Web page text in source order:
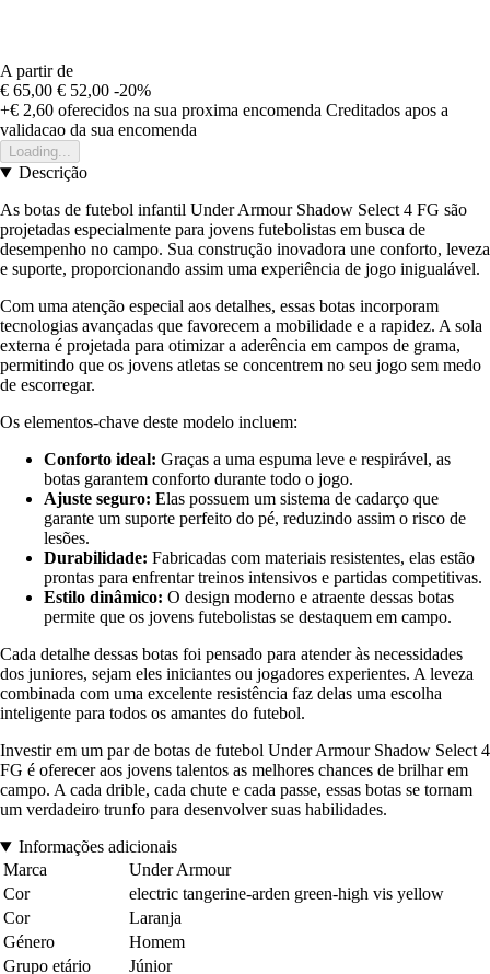
A partir de
€ 65,00 € 52,00 -20%
+€ 2,60 oferecidos na sua proxima encomenda Creditados apos a
validacao da sua encomenda
Loading...
Descrição
As botas de futebol infantil Under Armour Shadow Select 4 FG são
projetadas especialmente para jovens futebolistas em busca de
desempenho no campo. Sua construção inovadora une conforto, leveza
e suporte, proporcionando assim uma experiência de jogo inigualável.
Com uma atenção especial aos detalhes, essas botas incorporam
tecnologias avançadas que favorecem a mobilidade e a rapidez. A sola
externa é projetada para otimizar a aderência em campos de grama,
permitindo que os jovens atletas se concentrem no seu jogo sem medo
de escorregar.
Os elementos-chave deste modelo incluem:
Conforto ideal: Graças a uma espuma leve e respirável, as
botas garantem conforto durante todo o jogo.
Ajuste seguro: Elas possuem um sistema de cadarço que
garante um suporte perfeito do pé, reduzindo assim o risco de
lesões.
Durabilidade: Fabricadas com materiais resistentes, elas estão
prontas para enfrentar treinos intensivos e partidas competitivas.
Estilo dinâmico: O design moderno e atraente dessas botas
permite que os jovens futebolistas se destaquem em campo.
Cada detalhe dessas botas foi pensado para atender às necessidades
dos juniores, sejam eles iniciantes ou jogadores experientes. A leveza
combinada com uma excelente resistência faz delas uma escolha
inteligente para todos os amantes do futebol.
Investir em um par de botas de futebol Under Armour Shadow Select 4
FG é oferecer aos jovens talentos as melhores chances de brilhar em
campo. A cada drible, cada chute e cada passe, essas botas se tornam
um verdadeiro trunfo para desenvolver suas habilidades.
Informações adicionais
Marca
Under Armour
Cor
electric tangerine-arden green-high vis yellow
Cor
Laranja
Género
Homem
Grupo etário
Júnior